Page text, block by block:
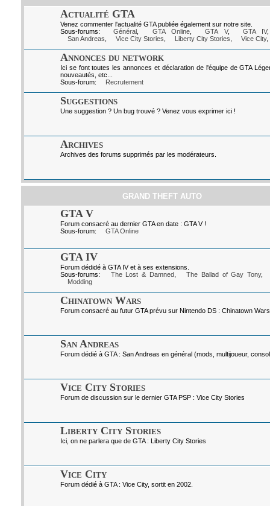
Actualité GTA
Venez commenter l'actualité GTA publiée également sur notre site.
Sous-forums:
Général GTA Online, GTA V, GTA IV
San Andreas
Vice City Stories Liberty City Stories Vice City,
Annonces du network
Ici se font toutes les annonces et déclaration de l'équipe de GTA
nouveautés, etc...
Sous-forum:
Recrutement
Suggestions
Une suggestion ? Un bug trouvé ? Venez vous exprimer ici !
Archives
Archives des forums supprimés par les modérateurs.
GRAND THEFT AUTO
GTA V
Forum consacré au dernier GTA en date : GTA V !
Sous-forum:
GTA Online
GTA IV
Forum dédidé à GTA IV et à ses extensions.
Sous-forums:
The Lost & Damned, The Ballad of Gay Tony,
Modding
Chinatown Wars
Forum consacré au futur GTA prévu sur Nintendo DS : Chinatown Wars
San Andreas
Forum dédié à GTA : San Andreas en général (mods, multijoueur,
Vice City Stories
Forum de discussion sur le dernier GTA PSP : Vice City Stories
Liberty City Stories
Ici, on ne parlera que de GTA : Liberty City Stories
Vice City
Forum dédié à GTA : Vice City, sortit en 2002.